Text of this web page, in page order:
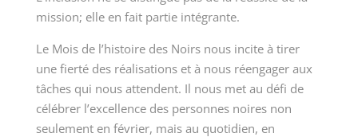
mission; elle en fait partie intégrante.
Le Mois de l’histoire des Noirs nous incite à tirer
une fierté des réalisations et à nous réengager aux
tâches qui nous attendent. Il nous met au défi de
célébrer l’excellence des personnes noires non
seulement en février, mais au quotidien, en